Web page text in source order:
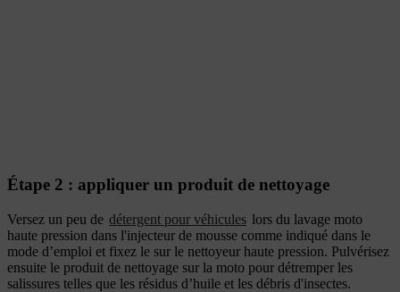
Étape 2 : appliquer un produit de nettoyage
Versez un peu de détergent pour véhicules lors du lavage moto
haute pression dans l'injecteur de mousse comme indiqué dans le
mode d’emploi et fixez le sur le nettoyeur haute pression. Pulvérisez
ensuite le produit de nettoyage sur la moto pour détremper les
salissures telles que les résidus d’huile et les débris d'insectes.